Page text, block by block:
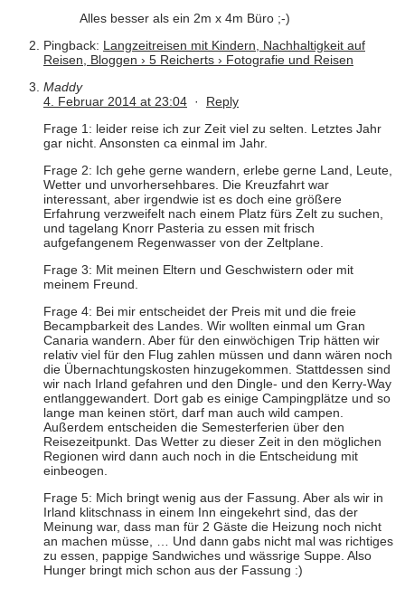
Alles besser als ein 2m x 4m Büro ;-)
Pingback: Langzeitreisen mit Kindern, Nachhaltigkeit auf
Reisen, Bloggen › 5 Reicherts › Fotografie und Reisen
Maddy
4. Februar 2014 at 23:04 · Reply
Frage 1: leider reise ich zur Zeit viel zu selten. Letztes Jahr
gar nicht. Ansonsten ca einmal im Jahr.
Frage 2: Ich gehe gerne wandern, erlebe gerne Land, Leute,
Wetter und unvorhersehbares. Die Kreuzfahrt war
interessant, aber irgendwie ist es doch eine größere
Erfahrung verzweifelt nach einem Platz fürs Zelt zu suchen,
und tagelang Knorr Pasteria zu essen mit frisch
aufgefangenem Regenwasser von der Zeltplane.
Frage 3: Mit meinen Eltern und Geschwistern oder mit
meinem Freund.
Frage 4: Bei mir entscheidet der Preis mit und die freie
Becampbarkeit des Landes. Wir wollten einmal um Gran
Canaria wandern. Aber für den einwöchigen Trip hätten wir
relativ viel für den Flug zahlen müssen und dann wären noch
die Übernachtungskosten hinzugekommen. Stattdessen sind
wir nach Irland gefahren und den Dingle- und den Kerry-Way
entlanggewandert. Dort gab es einige Campingplätze und so
lange man keinen stört, darf man auch wild campen.
Außerdem entscheiden die Semesterferien über den
Reisezeitpunkt. Das Wetter zu dieser Zeit in den möglichen
Regionen wird dann auch noch in die Entscheidung mit
einbeogen.
Frage 5: Mich bringt wenig aus der Fassung. Aber als wir in
Irland klitschnass in einem Inn eingekehrt sind, das der
Meinung war, dass man für 2 Gäste die Heizung noch nicht
an machen müsse, … Und dann gabs nicht mal was richtiges
zu essen, pappige Sandwiches und wässrige Suppe. Also
Hunger bringt mich schon aus der Fassung :)